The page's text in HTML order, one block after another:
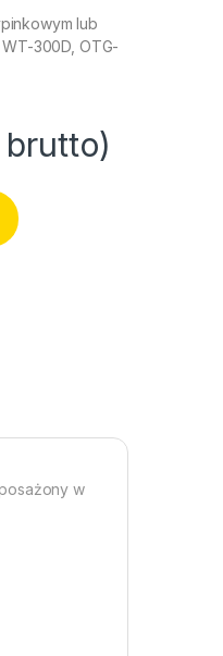
lub
300D, OTG-
w